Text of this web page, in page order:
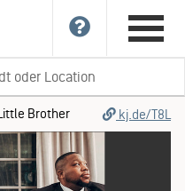
Little Brother kj.de/T8L